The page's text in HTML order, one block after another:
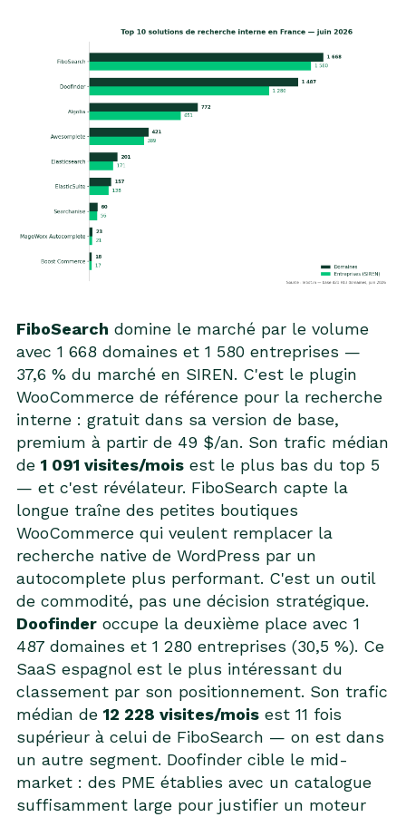
FiboSearch domine le marché par le volume
avec 1 668 domaines et 1 580 entreprises —
37,6 % du marché en SIREN. C'est le plugin
WooCommerce de référence pour la recherche
interne : gratuit dans sa version de base,
premium à partir de 49 $/an. Son trafic médian
de 1 091 visites/mois est le plus bas du top 5
— et c'est révélateur. FiboSearch capte la
longue traîne des petites boutiques
WooCommerce qui veulent remplacer la
recherche native de WordPress par un
autocomplete plus performant. C'est un outil
de commodité, pas une décision stratégique.
Doofinder occupe la deuxième place avec 1
487 domaines et 1 280 entreprises (30,5 %). Ce
SaaS espagnol est le plus intéressant du
classement par son positionnement. Son trafic
médian de 12 228 visites/mois est 11 fois
supérieur à celui de FiboSearch — on est dans
un autre segment. Doofinder cible le mid-
market : des PME établies avec un catalogue
suffisamment large pour justifier un moteur